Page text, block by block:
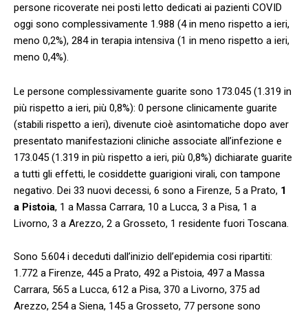
persone ricoverate nei posti letto dedicati ai pazienti COVID
oggi sono complessivamente 1.988 (4 in meno rispetto a ieri,
meno 0,2%), 284 in terapia intensiva (1 in meno rispetto a ieri,
meno 0,4%).
Le persone complessivamente guarite sono 173.045 (1.319 in
più rispetto a ieri, più 0,8%): 0 persone clinicamente guarite
(stabili rispetto a ieri), divenute cioè asintomatiche dopo aver
presentato manifestazioni cliniche associate all’infezione e
173.045 (1.319 in più rispetto a ieri, più 0,8%) dichiarate guarite
a tutti gli effetti, le cosiddette guarigioni virali, con tampone
negativo. Dei 33 nuovi decessi, 6 sono a Firenze, 5 a Prato, 1
a Pistoia, 1 a Massa Carrara, 10 a Lucca, 3 a Pisa, 1 a
Livorno, 3 a Arezzo, 2 a Grosseto, 1 residente fuori Toscana.
Sono 5.604 i deceduti dall’inizio dell’epidemia cosi ripartiti:
1.772 a Firenze, 445 a Prato, 492 a Pistoia, 497 a Massa
Carrara, 565 a Lucca, 612 a Pisa, 370 a Livorno, 375 ad
Arezzo, 254 a Siena, 145 a Grosseto, 77 persone sono